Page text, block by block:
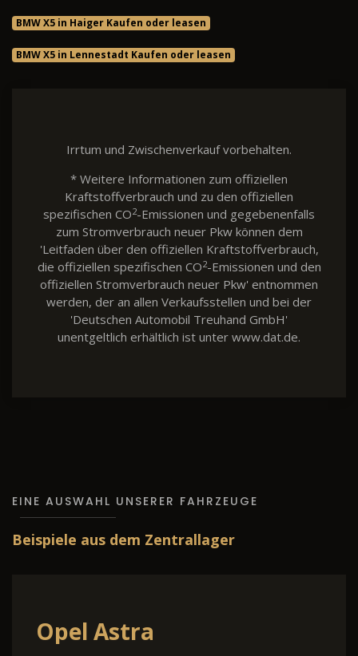
BMW X5 in Haiger Kaufen oder leasen
BMW X5 in Lennestadt Kaufen oder leasen
Irrtum und Zwischenverkauf vorbehalten.
* Weitere Informationen zum offiziellen
Kraftstoffverbrauch und zu den offiziellen
spezifischen CO2-Emissionen und gegebenenfalls
zum Stromverbrauch neuer Pkw können dem
'Leitfaden über den offiziellen Kraftstoffverbrauch,
die offiziellen spezifischen CO2-Emissionen und den
offiziellen Stromverbrauch neuer Pkw' entnommen
werden, der an allen Verkaufsstellen und bei der
'Deutschen Automobil Treuhand GmbH'
unentgeltlich erhältlich ist unter www.dat.de.
EINE AUSWAHL UNSERER FAHRZEUGE
Beispiele aus dem Zentrallager
Opel Astra